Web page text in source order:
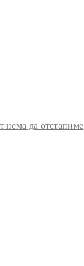
нема да отстапиме